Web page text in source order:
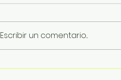
Escribir un comentario...